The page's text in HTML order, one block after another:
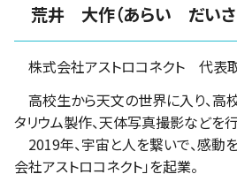
荒井 大作（あらい だいさ
株式会社アストロコネクト 代表
高校生から天文の世界に入り、高
タリウム製作、天体写真撮影などを行
2019年、宇宙と人を繋いで、感動
会社アストロコネクト」を起業。